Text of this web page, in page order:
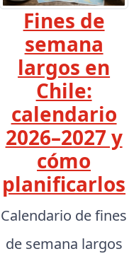
Fines de
semana
largos en
Chile:
calendario
2026–2027 y
cómo
planificarlos
Calendario de fines
de semana largos